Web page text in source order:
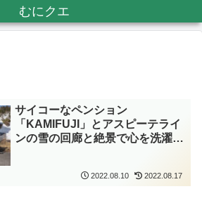
むにクエ
サイコーなペンション
「KAMIFUJI」とアスピーテライ
ンの雪の回廊と絶景で心を洗濯
2022GW 0日目»2022.08.10 2022.08.17